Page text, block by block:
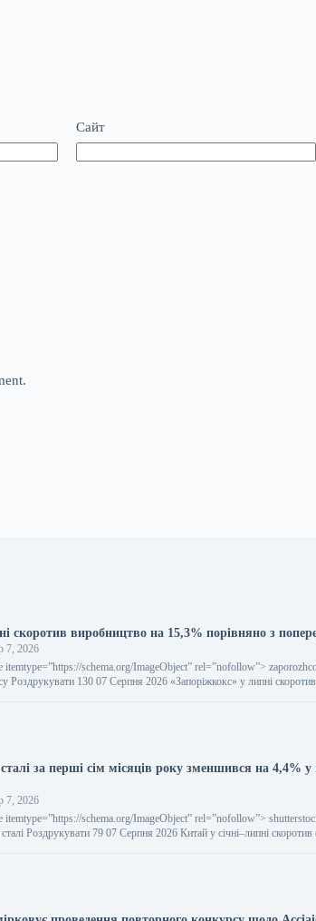
Сайт
скоротив виробництво на 15,3% порівняно з
7, 2026
itemtype=”https://schema.org/ImageObject” rel=”nofollow”>
Роздрукувати 130 07 Серпня 2026 «Запоріжкокс» у липні
за перші сім місяців року зменшився на 4,4% у
7, 2026
itemtype=”https://schema.org/ImageObject” rel=”nofollow”>
Роздрукувати 79 07 Серпня 2026 Китай у січні–липні